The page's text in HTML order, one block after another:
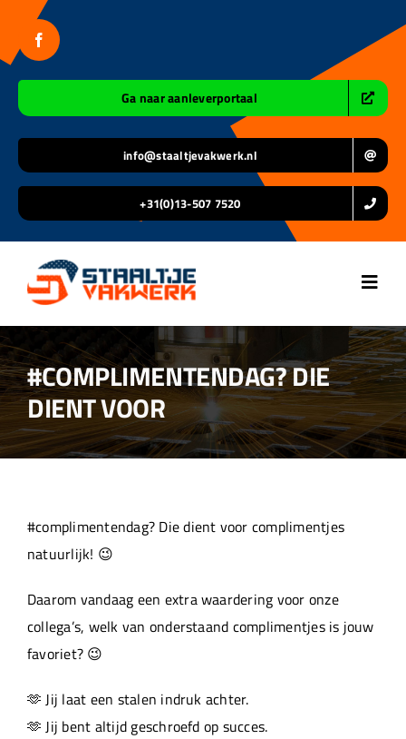
inhoud
Ga naar aanleverportaal
info@staaltjevakwerk.nl
+31(0)13-507 7520
Home
Over ons
Projecten
#COMPLIMENTENDAG? DIE
DIENT VOOR
#complimentendag? Die dient voor complimentjes
natuurlijk! 😉
Daarom vandaag een extra waardering voor onze
collega’s, welk van onderstaand complimentjes is jouw
favoriet? 😉
🫶 Jij laat een stalen indruk achter.
🫶 Jij bent altijd geschroefd op succes.